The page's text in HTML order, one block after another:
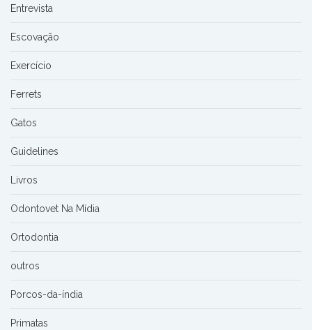
Entrevista
Escovação
Exercício
Ferrets
Gatos
Guidelines
Livros
Odontovet Na Mídia
Ortodontia
outros
Porcos-da-índia
Primatas